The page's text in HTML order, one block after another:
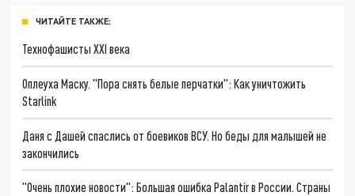
ЧИТАЙТЕ ТАКЖЕ:
Технофашисты XXI века
Оплеуха Маску. "Пора снять белые перчатки": Как уничтожить
Starlink
Даня с Дашей спаслись от боевиков ВСУ. Но беды для малышей не
закончились
"Очень плохие новости": Большая ошибка Palantir в России. Страны